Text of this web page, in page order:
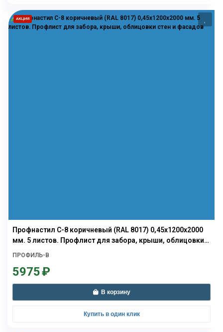
АКЦИЯ
Профнастил С-8 коричневый (RAL 8017) 0,45х1200х2000
мм. 5 листов. Профлист для забора, крыши, облицовки
стен и фасадов
ПРОФИЛЬ-В
5975₽
В корзину
Купить в один клик